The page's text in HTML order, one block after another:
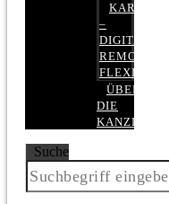
KARRIERE
–
DIGITAL,
REMOTE,
FLEXIBEL
ÜBER
DIE
KANZLEI
Suche